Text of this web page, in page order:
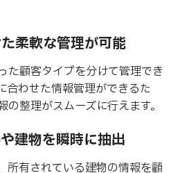
社概要
柔軟な管理が可能
た顧客タイプを分けて管理でき
合わせた情報管理ができるた
整理がスムーズに行えます。
建物を瞬時に抽出
所有されている建物の情報を顧